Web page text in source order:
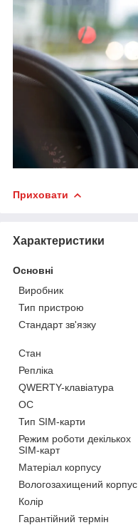
Приховати
Характеристики
Основні
Виробник
Тип пристрою
Стандарт зв'язку
Стан
Репліка
QWERTY-клавіатура
ОС
Тип SIM-карти
Режим роботи декількох
SIM-карт
Матеріал корпусу
Вологозахищений корпус
Колір
Гарантійний термін